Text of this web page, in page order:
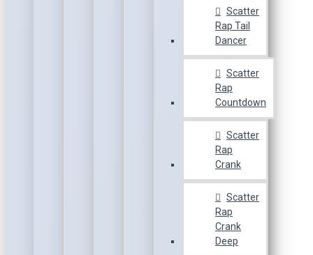
Scatter
Rap Tail
Dancer
Scatter
Rap
Countdown
Scatter
Rap
Crank
Scatter
Rap
Crank
Deep